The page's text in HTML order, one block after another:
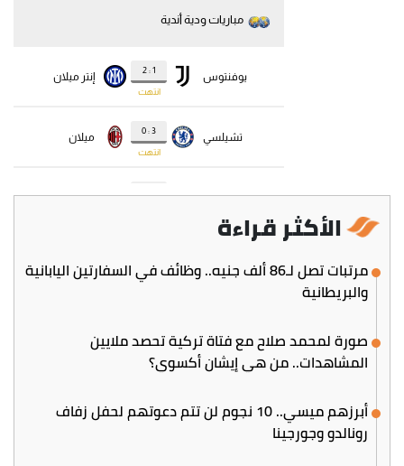
الأكثر قراءة
مرتبات تصل لـ86 ألف جنيه.. وظائف في السفارتين اليابانية
والبريطانية
صورة لمحمد صلاح مع فتاة تركية تحصد ملايين
المشاهدات.. من هي إيشان أكسوي؟
أبرزهم ميسي.. 10 نجوم لن تتم دعوتهم لحفل زفاف
رونالدو وجورجينا